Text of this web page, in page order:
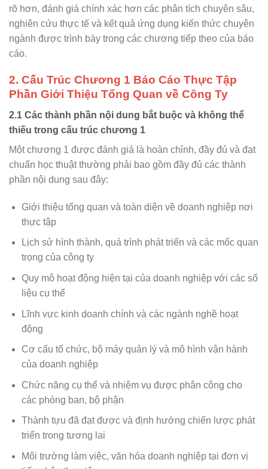
rõ hơn, đánh giá chính xác hơn các phân tích chuyên sâu,
nghiên cứu thực tế và kết quả ứng dụng kiến thức chuyên
ngành được trình bày trong các chương tiếp theo của báo
cáo.
2. Cấu Trúc Chương 1 Báo Cáo Thực Tập
Phần Giới Thiệu Tổng Quan về Công Ty
2.1 Các thành phần nội dung bắt buộc và không thể
thiếu trong cấu trúc chương 1
Một chương 1 được đánh giá là hoàn chỉnh, đầy đủ và đạt
chuẩn học thuật thường phải bao gồm đầy đủ các thành
phần nội dung sau đây:
Giới thiệu tổng quan và toàn diện về doanh nghiệp nơi
thực tập
Lịch sử hình thành, quá trình phát triển và các mốc quan
trọng của công ty
Quy mô hoạt động hiện tại của doanh nghiệp với các số
liệu cụ thể
Lĩnh vực kinh doanh chính và các ngành nghề hoạt
động
Cơ cấu tổ chức, bộ máy quản lý và mô hình vận hành
của doanh nghiệp
Chức năng cụ thể và nhiệm vụ được phân công cho
các phòng ban, bộ phận
Thành tựu đã đạt được và định hướng chiến lược phát
triển trong tương lai
Môi trường làm việc, văn hóa doanh nghiệp tại đơn vị